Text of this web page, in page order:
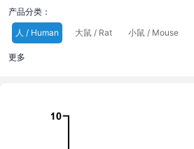
产品分类：
人 / Human
大鼠 / Rat 小鼠 / Mouse
更多